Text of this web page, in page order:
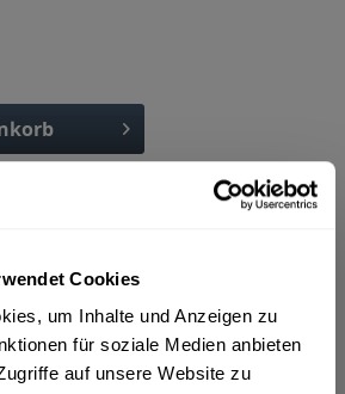
Cookies
um Inhalte und Anzeigen zu
für soziale Medien anbieten
auf unsere Website zu
Bierspezialität ist verführerisch –
mehr